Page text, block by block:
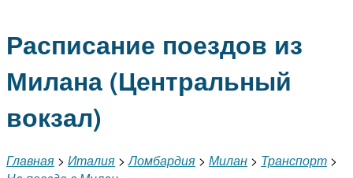
Расписание поездов из
Милана (Центральный
вокзал)
Главная > Италия >Ломбардия > Милан > Транспорт >